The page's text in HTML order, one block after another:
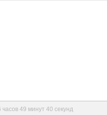
часов 49 минут 40 секунд